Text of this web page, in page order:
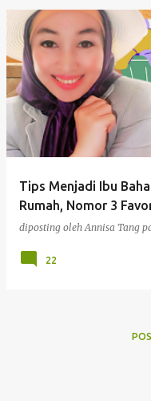
Tips Menjadi Ibu
Rumah, Nomor 3
diposting olehAnnisa Tang
22